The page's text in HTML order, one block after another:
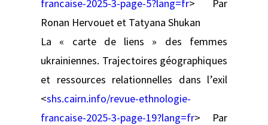
francaise-2025-3-page-5?lang=fr> Par
Ronan Hervouet et Tatyana Shukan
La « carte de liens » des femmes
ukrainiennes. Trajectoires géographiques
et ressources relationnelles dans l’exil
<shs.cairn.info/revue-ethnologie-
francaise-2025-3-page-19?lang=fr> Par